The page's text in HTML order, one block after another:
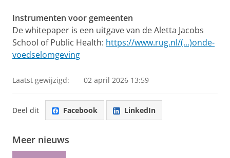
Instrumenten voor gemeenten
De whitepaper is een uitgave van de Aletta Jacobs
School of Public Health: https://www.rug.nl/(...)onde-
voedselomgeving
Laatst gewijzigd: 02 april 2026 13:59
Deel dit Facebook LinkedIn
Meer nieuws